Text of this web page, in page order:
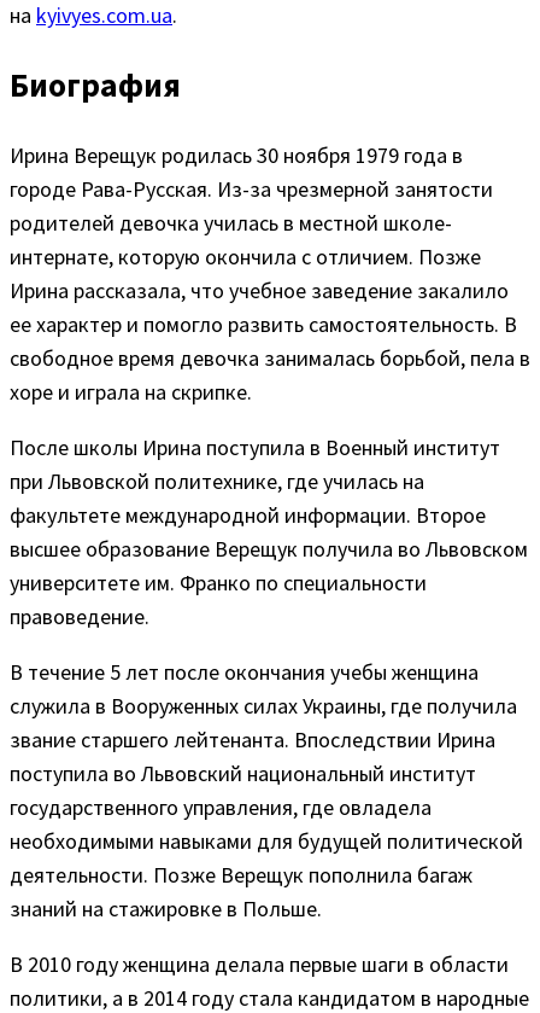
на kyivyes.com.ua.
Биография
Ирина Верещук родилась 30 ноября 1979 года в
городе Рава-Русская. Из-за чрезмерной занятости
родителей девочка училась в местной школе-
интернате, которую окончила с отличием. Позже
Ирина рассказала, что учебное заведение закалило
ее характер и помогло развить самостоятельность. В
свободное время девочка занималась борьбой, пела в
хоре и играла на скрипке.
После школы Ирина поступила в Военный институт
при Львовской политехнике, где училась на
факультете международной информации. Второе
высшее образование Верещук получила во Львовском
университете им. Франко по специальности
правоведение.
В течение 5 лет после окончания учебы женщина
служила в Вооруженных силах Украины, где получила
звание старшего лейтенанта. Впоследствии Ирина
поступила во Львовский национальный институт
государственного управления, где овладела
необходимыми навыками для будущей политической
деятельности. Позже Верещук пополнила багаж
знаний на стажировке в Польше.
В 2010 году женщина делала первые шаги в области
политики, а в 2014 году стала кандидатом в народные